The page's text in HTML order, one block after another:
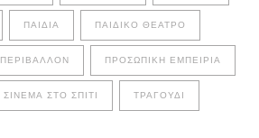
ΠΑΙΔΙΆ ΠΑΙΔΙΚΌ ΘΈΑΤΡΟ
ΠΕΡΙΒΆΛΛΟΝ ΠΡΟΣΩΠΙΚΉ ΕΜΠΕΙΡΊΑ
ΣΙΝΕΜΆ ΣΤΟ ΣΠΊΤΙ ΤΡΑΓΟΎΔΙ